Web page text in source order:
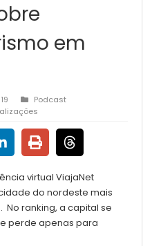
em
Podcast
virtual ViajaNet
do nordeste mais
ranking, a capital se
perde apenas para